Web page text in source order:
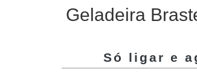
Geladeira
Só ligar e